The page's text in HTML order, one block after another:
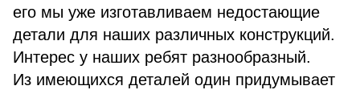
его мы уже изготавливаем недостающие
детали для наших различных конструкций.
Интерес у наших ребят разнообразный.
Из имеющихся деталей один придумывает